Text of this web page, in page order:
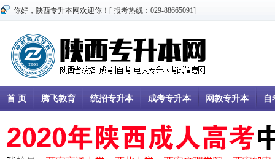
你好，陕西专升本网欢迎你！[ 报考热线：029-88665091]
首 页 腾飞教育 统招专升本 成考专升本 网教专升本 自